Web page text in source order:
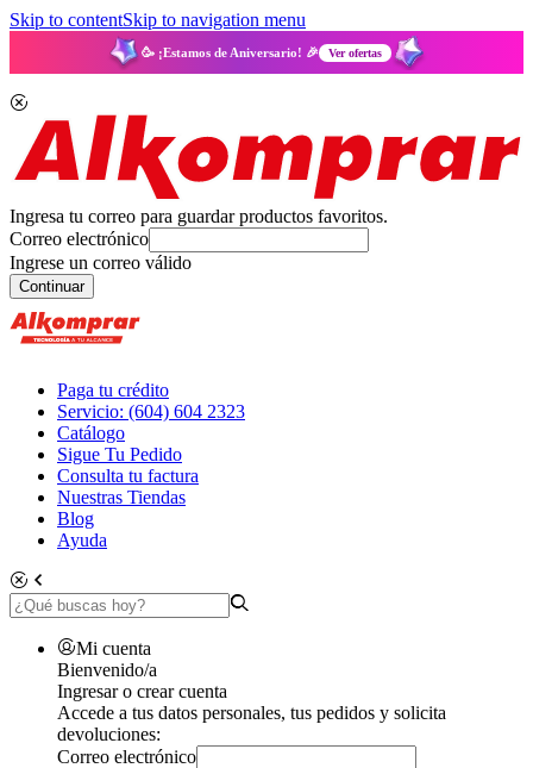
Skip to contentSkip to navigation menu
🥳 ¡Estamos de Aniversario! 🎉 Ver ofertas
Ingresa tu correo para guardar productos favoritos.
Correo electrónico
Ingrese un correo válido
Continuar
Paga tu crédito
Servicio: (604) 604 2323
Catálogo
Sigue Tu Pedido
Consulta tu factura
Nuestras Tiendas
Blog
Ayuda
Mi cuenta
Bienvenido/a
Ingresar o crear cuenta
Accede a tus datos personales, tus pedidos y solicita
devoluciones:
Correo electrónico